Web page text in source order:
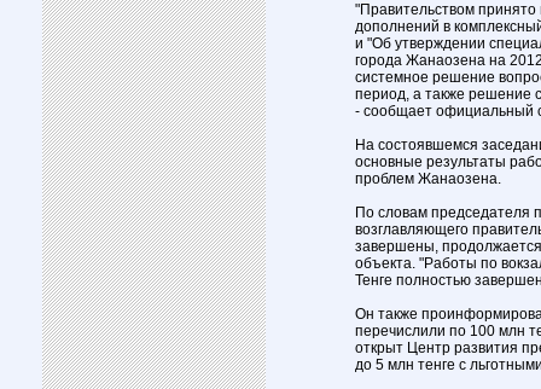
"Правительством
дополнений в
и "Об утверждении
города Жанаозена на
системное решение
период, а также решение
- сообщает официальный
На состоявшемся
основные результаты
проблем Жанаозена.
По словам председателя
возглавляющего
завершены,
объекта. "Работы по
Тенге полностью
Он также
перечислили по 100 млн
открыт Центр развития
до 5 млн тенге с